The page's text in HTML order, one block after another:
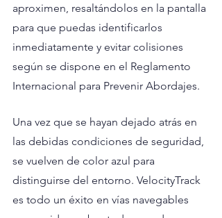
aproximen, resaltándolos en la pantalla
para que puedas identificarlos
inmediatamente y evitar colisiones
según se dispone en el Reglamento
Internacional para Prevenir Abordajes.
Una vez que se hayan dejado atrás en
las debidas condiciones de seguridad,
se vuelven de color azul para
distinguirse del entorno. VelocityTrack
es todo un éxito en vías navegables